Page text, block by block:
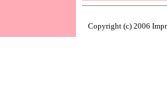
Copyright (c) 2006